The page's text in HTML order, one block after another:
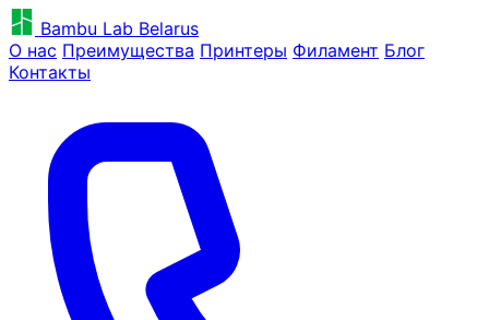
Bambu Lab Belarus
О нас Преимущества Принтеры Филамент Блог
Контакты